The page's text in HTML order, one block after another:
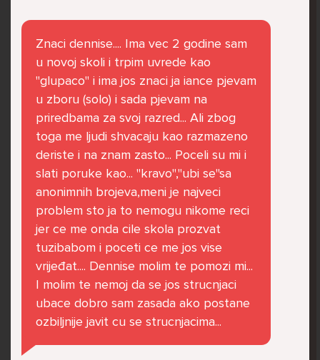
Već 6 godina u školi nekoliko cura iz mog
razreda me izbacuju iz zajedničkih aktivnosti
te me iskorištavaju. Dečki iz mojeg razreda mi
govore da sam glupača te me preko discorda
vrijeđaju jer sam niska te mi govore da se
ubijem. Prije mjesec dana su me istukli kod
parka iz čistog mira dok sam prolazila sa
svojim susjedama i malim psom. Stalno u
krevet idem plačući. Nesvjesno te zbog
ljutnje sam se počela tući po nogama no
prestala sam jer me važna osoba potaknula
na to. Prije toga svega nakon nekoliko godina
prijateljstva ostavila me najbolja prijateljica
nisam htjela ići u školu jer me to sve jako
Znaci dennise.... Ima vec 2 godine sam
u novoj skoli i trpim uvrede kao
"glupaco" i ima jos znaci ja iance pjevam
u zboru (solo) i sada pjevam na
priredbama za svoj razred... Ali zbog
toga me ljudi shvacaju kao razmazeno
deriste i na znam zasto... Poceli su mi i
slati poruke kao... "kravo","ubi se"sa
anonimnih brojeva,meni je najveci
problem sto ja to nemogu nikome reci
jer ce me onda cile skola prozvat
tuzibabom i poceti ce me jos vise
vrijeđat.... Dennise molim te pomozi mi...
I molim te nemoj da se jos strucnjaci
ubace dobro sam zasada ako postane
ozbiljnije javit cu se strucnjacima...